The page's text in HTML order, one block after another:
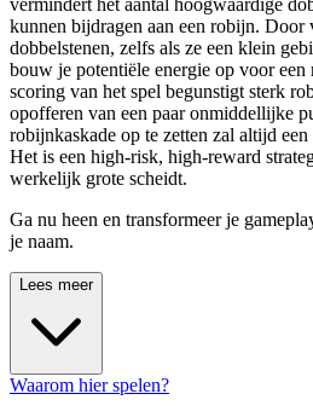
vermindert het aantal hoogwaardige
kunnen bijdragen aan een robijn. Door
dobbelstenen, zelfs als ze een klein
bouw je potentiële energie op voor
scoring van het spel begunstigt sterk
opofferen van een paar onmiddellijke
robijnkaskade op te zetten zal altijd
Het is een high-risk, high-reward
werkelijk grote scheidt.
Ga nu heen en transformeer je
je naam.
Lees meer
Waarom hier spelen?